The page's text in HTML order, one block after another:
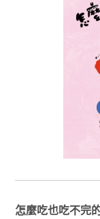
怎麼吃也吃不完